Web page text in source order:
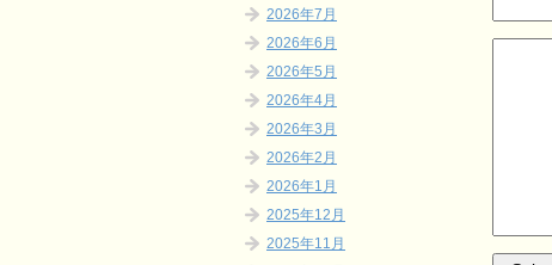
2026年7月
2026年6月
2026年5月
2026年4月
2026年3月
2026年2月
2026年1月
2025年12月
2025年11月